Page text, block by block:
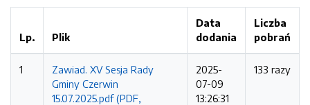
Lp. Plik
Data
dodania
Liczba
pobrań
1
Zawiad. XV Sesja Rady
Gminy Czerwin
15.07.2025.pdf (PDF,
2025-
07-09
13:26:31
133 razy